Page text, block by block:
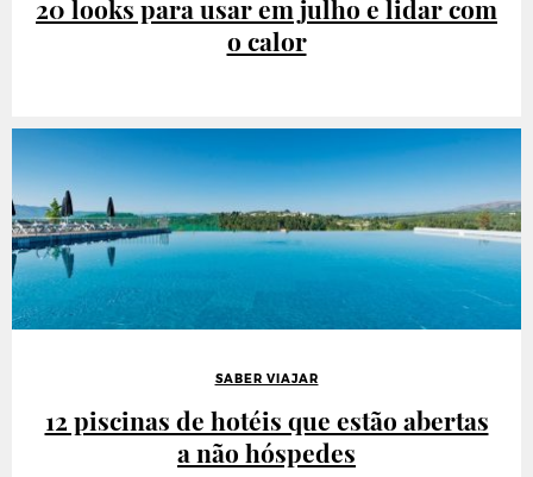
20 looks para usar em julho e lidar com
o calor
SABER VIAJAR
12 piscinas de hotéis que estão abertas
a não hóspedes